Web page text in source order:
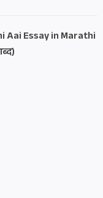
Aai Essay in Marathi